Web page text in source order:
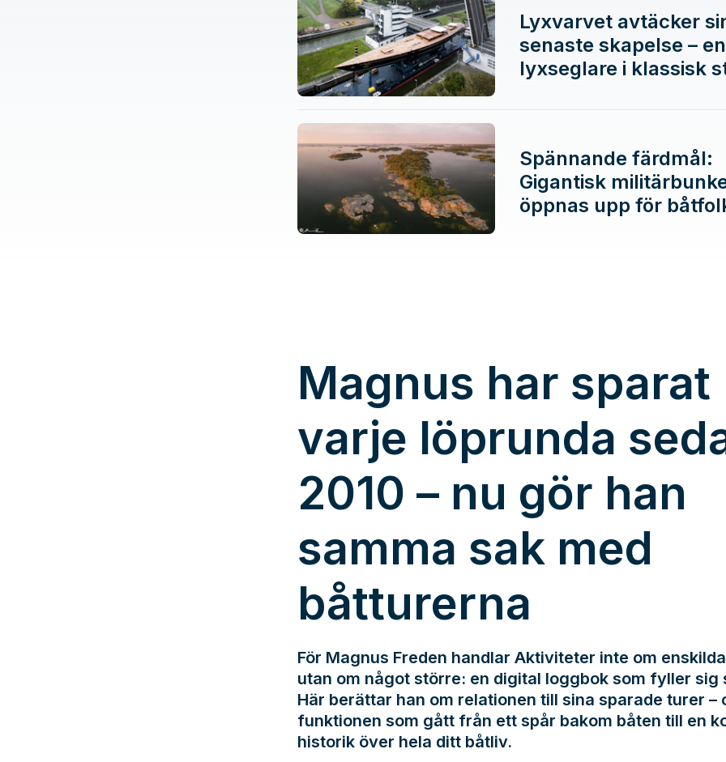
Lyxvarvet avtäcker
senaste skapelse – en
lyxseglare i klassisk
Spännande färdmål:
Gigantisk
öppnas upp för
Magnus har sparat
varje löprunda
2010 – nu gör han
samma sak med
båtturerna
För Magnus Freden handlar Aktiviteter inte om
utan om något större: en digital loggbok som fyller sig
Här berättar han om relationen till sina sparade turer –
funktionen som gått från ett spår bakom båten till en
historik över hela ditt båtliv.